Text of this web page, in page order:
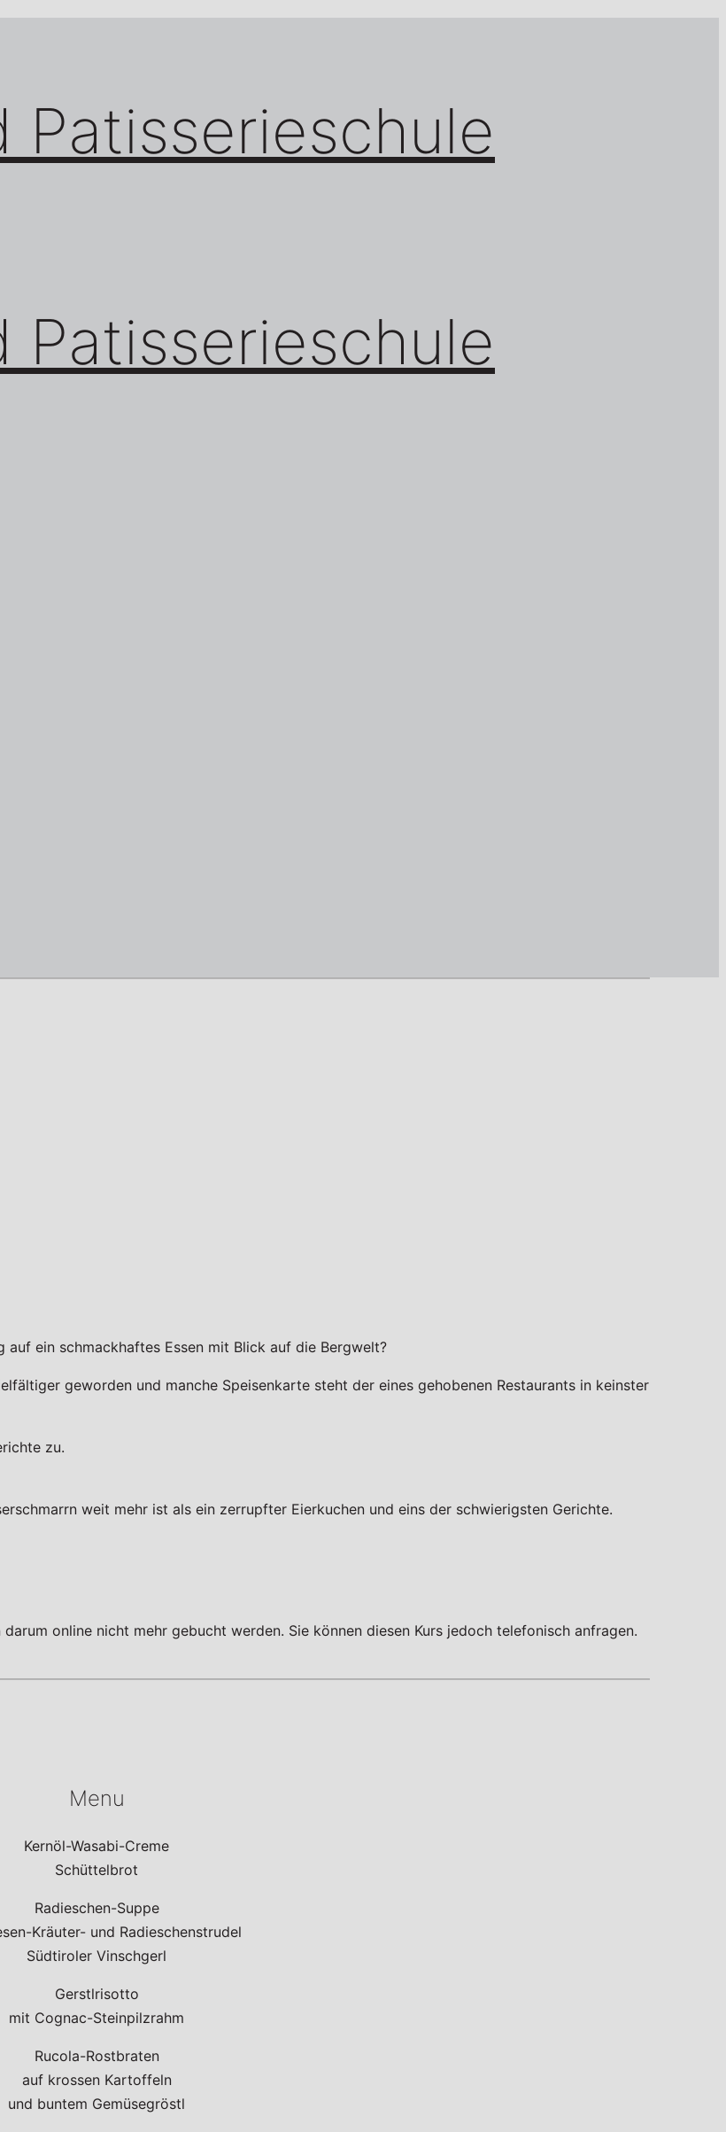
ein schmackhaftes Essen mit Blick auf die Bergwelt?
geworden und manche Speisenkarte steht der eines gehobenen Restaurants in keinster
zu.
weit mehr ist als ein zerrupfter Eierkuchen und eins der schwierigsten Gerichte.
online nicht mehr gebucht werden. Sie können diesen Kurs jedoch telefonisch anfragen.
Menu
Kernöl-Wasabi-Creme
Schüttelbrot
Radieschen-Suppe
Kräuter- und Radieschenstrudel
Südtiroler Vinschgerl
Gerstlrisotto
mit Cognac-Steinpilzrahm
Rucola-Rostbraten
auf krossen Kartoffeln
und buntem Gemüsegröstl